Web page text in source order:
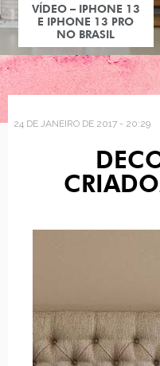
VÍDEO – IPHONE 13
E IPHONE 13 PRO
NO BRASIL
24 DE JANEIRO DE 2017 - 20:29